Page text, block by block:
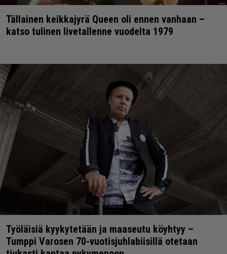
Tällainen keikkajyrä Queen oli ennen vanhaan –
katso tulinen livetallenne vuodelta 1979
Työläisiä kyykytetään ja maaseutu köyhtyy –
Tumppi Varosen 70-vuotisjuhlabiisillä otetaan